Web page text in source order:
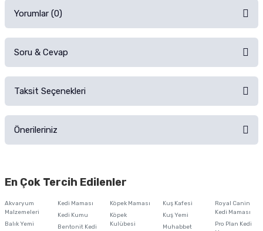
Yorumlar (0)
Ürünü Satın Al ve Yorumla
Soru & Cevap
Taksit Seçenekleri
Önerileriniz
iletebilirsiniz.
Ürün resmi kalitesiz, bozuk veya görüntülenemiyor.
En Çok Tercih Edilenler
Akvaryum
Malzemeleri
Balık Yemi
Kedi Maması
Kedi Kumu
Bentonit Kedi
Köpek Maması
Köpek
Kulübesi
Kuş Kafesi
Kuş Yemi
Muhabbet
Royal Canin
Kedi Maması
Pro Plan Kedi